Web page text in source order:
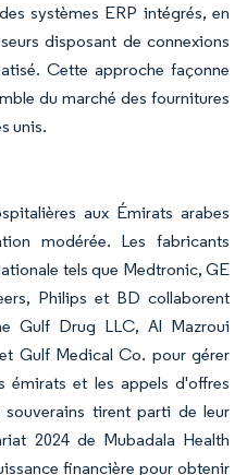
systèmes ERP intégrés, en
disposant de connexions
Cette approche façonne
du marché des fournitures
unis.
aux Émirats arabes
modérée. Les fabricants
tels que Medtronic, GE
Philips et BD collaborent
Gulf Drug LLC, Al Mazroui
Gulf Medical Co. pour gérer
émirats et les appels d'offres
souverains tirent parti de leur
2024 de Mubadala Health
financière pour obtenir